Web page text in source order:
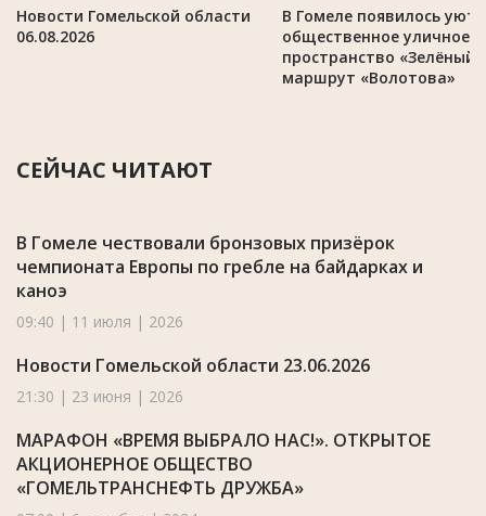
Новости Гомельской области
06.08.2026
В Гомеле появилось
общественное уличное
пространство «Зелёный
маршрут «Волотова»
СЕЙЧАС ЧИТАЮТ
В Гомеле чествовали бронзовых призёрок
чемпионата Европы по гребле на байдарках и
каноэ
09:40 | 11 июля | 2026
Новости Гомельской области 23.06.2026
21:30 | 23 июня | 2026
МАРАФОН «ВРЕМЯ ВЫБРАЛО НАС!». ОТКРЫТОЕ
АКЦИОНЕРНОЕ ОБЩЕСТВО
«ГОМЕЛЬТРАНСНЕФТЬ ДРУЖБА»